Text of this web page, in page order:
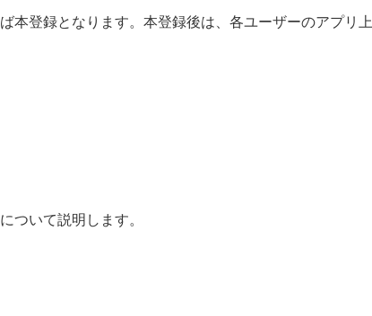
本登録となります。本登録後は、各ユーザーのアプリ上
ついて説明します。